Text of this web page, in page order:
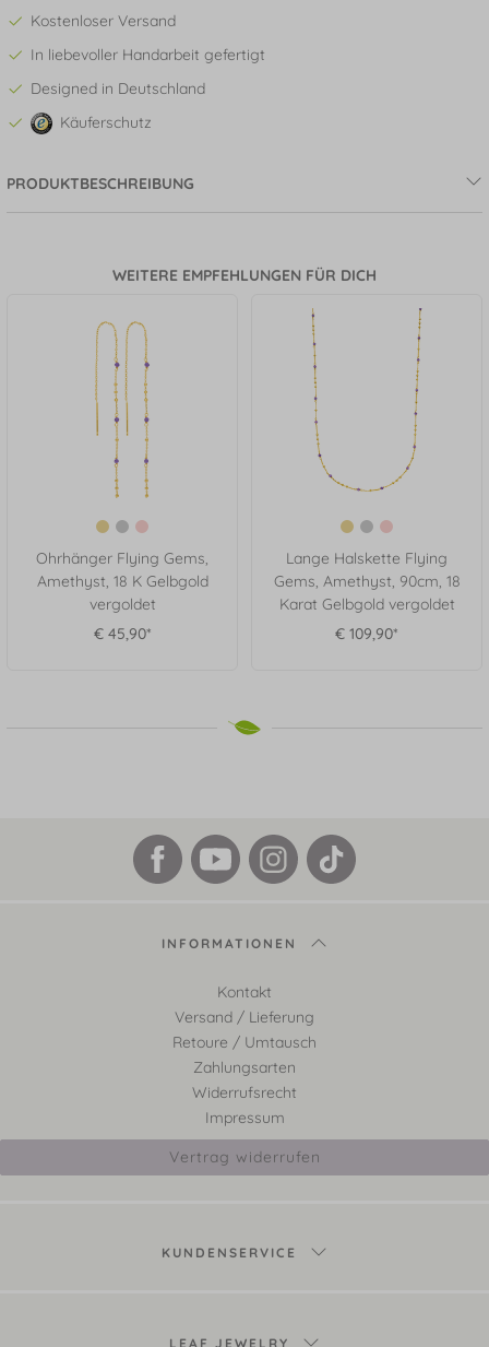
Kostenloser Versand
In liebevoller Handarbeit gefertigt
Designed in Deutschland
Käuferschutz
PRODUKTBESCHREIBUNG
WEITERE EMPFEHLUNGEN FÜR DICH
Ohrhänger Flying Gems,
Amethyst, 18 K Gelbgold
vergoldet
€ 45,90*
Lange Halskette Flying
Gems, Amethyst, 90cm, 18
Karat Gelbgold vergoldet
€ 109,90*
INFORMATIONEN
Kontakt
Versand / Lieferung
Retoure / Umtausch
Zahlungsarten
Widerrufsrecht
Impressum
Vertrag widerrufen
KUNDENSERVICE
LEAF JEWELRY